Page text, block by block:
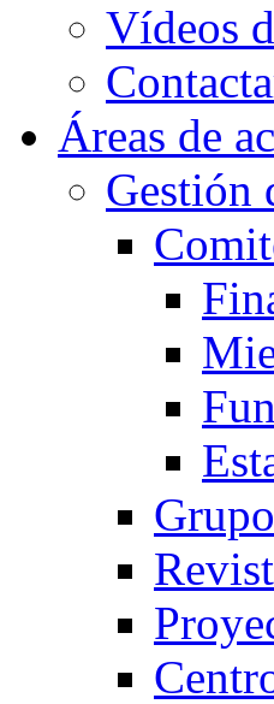
Vídeos
Áreas de
Gestión